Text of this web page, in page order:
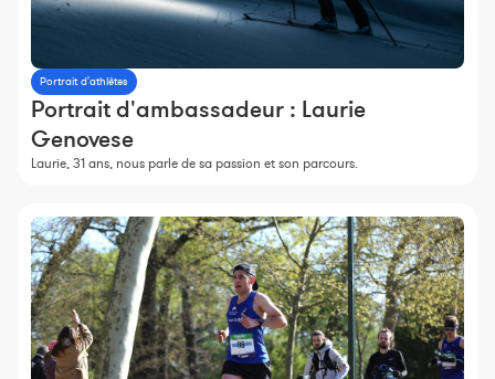
Constructeur de séances
Sportif Premium
L'équipe Nolio
FAQ
Portrait d'athlètes
Portrait d'ambassadeur : Laurie
Genovese
Laurie, 31 ans, nous parle de sa passion et son parcours.